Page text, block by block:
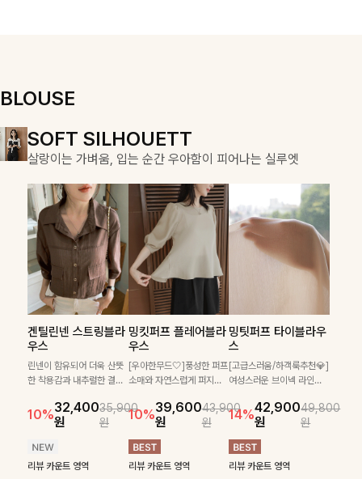
기기 좋아요 ✨
BLOUSE
SOFT SILHOUETT
살랑이는 가벼움, 입는 순간 우아함이 피어나는 실루엣
겐틸린넨 스트링블라
우스
린넨이 함유되어 더욱 산뜻
한 착용감과 내추럴한 결감
🌿 밑단 스트링 디테일로 핏
을 취향에 맞게 연출할 수
툭 걸쳐도 분위기 있는 데일
리룩을 완성해 드려요 🤎
10%32,400
원
35,900
원
리뷰 카운트 영역
밍킷퍼프 플레어블라
우스
[우아한무드🤍]풍성한 퍼프
소매와 자연스럽게 퍼지는
운 무드를 완성해주는 블라
우스 🤍 체형을 자연스럽게
커버해주며 걸을 때마다 살
랑이는 핏으로 데일리룩부
터 데이트룩까지 화사하게
10%39,600
원
43,900
원
리뷰 카운트 영역
밍팃퍼프 타이블라우
스
[고급스러움/하객룩추천💎]
여성스러운 브이넥 라인과
아한 무드를 완성해주는 7
부 블라우스 🤍 여유로운 7
부 소매로 편안하게 착용되
며 데일리룩부터 출근룩, 하
객룩까지 세련된 스타일링
14%42,900
원
49,800
원
리뷰 카운트 영역
COZY ESSENTIAL
매일의 일상을 부드럽게 감싸줄 니트 컬렉션
폴딘울 골지유넥니트
은은하게 더해진 울 함유
소재로 포근하면서도 가볍
게 착용되는 니트예요🧶 세
림한 실루엣을 연출해주며,
부드러운 신축성까지 더해
다🤍
24,300
원
원
리뷰 카운트 영역
칠스트라이프 카라7
부니트
[골드버튼/클래식무드🤍]
스트라이프 패턴으로 데일
이템입니다 카라넥 디자인
으로 깔끔한 이미지로 만들
10%31,900
원
35,400
원
리뷰 카운트 영역
푼스트라이프 카라니
트
산뜻한 스트라이프 패턴과
카라, 버튼 디테일이 어우
무드를 완성해주는 니트 🤍
부드럽고 가벼운 착용감으
양하게 매치하기 좋아 데일
리룩부터 출근룩까지 활용
10%26,100
원
28,900
원
리뷰 카운트 영역
DOUBLE THE JOY
함께할 때 더욱 완벽한, 합리적인 선택으로 채우는 즐거움
필첸체크 스트링블라
우스+플레어스커트
SET
[활용도 좋은 투피스]은은한
테일이 어우러진 투피스 세트
입니다. 여유로운 상의와 풍
성하게 퍼지는 롱스커트가 자
단품으로도 다양하게 활용하
42,900
원
49,800
캠릿리본 뷔스티에원
피스+티셔츠SET
[여름코디추천👍]뷔스티에
원피스와 티셔츠가 세트로 구
도 높은 스타일링을 연출해주
는 아이템 🤍 레이어드한 듯
센스 있는 무드로 데일리하게
편안하게 즐기기 좋아요 ✨
14%39,900
원
46,300
원
리뷰 카운트 영역
테킷미 레터링티셔츠
+반바지SET
[데일리부터 여행룩까지]감
각적인 레터링 티셔츠와 플레
세트 아이템으로, 편안하면서
도 캐주얼한 꾸안꾸룩을 완성
해드립니다 ✨🩵
18%29,900
원
36,400
원
리뷰 카운트 영역